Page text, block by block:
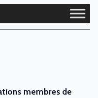
membres de